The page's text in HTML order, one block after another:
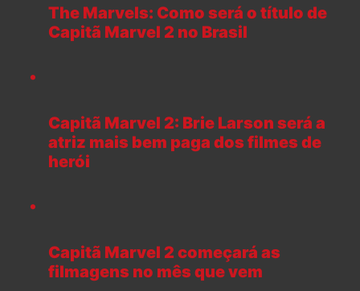
The Marvels: Como será o título de
Capitã Marvel 2 no Brasil
Capitã Marvel 2: Brie Larson será a
atriz mais bem paga dos filmes de
herói
Capitã Marvel 2 começará as
filmagens no mês que vem